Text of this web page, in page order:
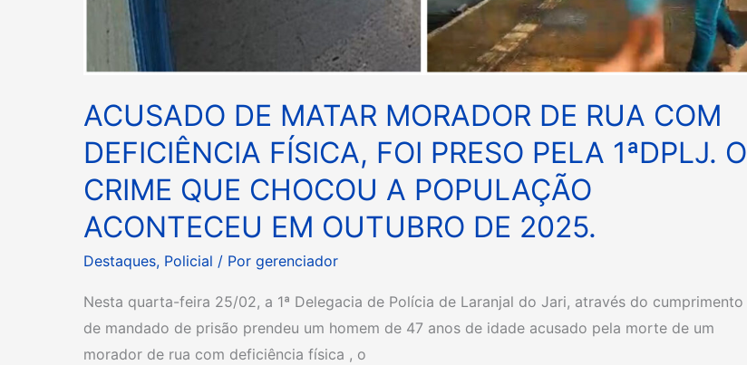
ACUSADO DE MATAR MORADOR DE RUA COM
DEFICIÊNCIA FÍSICA, FOI PRESO PELA 1ªDPLJ. O
CRIME QUE CHOCOU A POPULAÇÃO
ACONTECEU EM OUTUBRO DE 2025.
Destaques, Policial / Por gerenciador
Nesta quarta-feira 25/02, a 1ª Delegacia de Polícia de Laranjal do Jari, através do cumprimento
de mandado de prisão prendeu um homem de 47 anos de idade acusado pela morte de um
morador de rua com deficiência física , o
2025.